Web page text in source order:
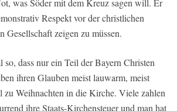
was Söder mit dem Kreuz sagen will. Er
Respekt vor der christlichen
Gesellschaft zeigen zu müssen.
so, dass nur ein Teil der Bayern Christen
ihren Glauben meist lauwarm, meist
zu Weihnachten in die Kirche. Viele zahlen
ihre Staats-Kirchensteuer und man hat